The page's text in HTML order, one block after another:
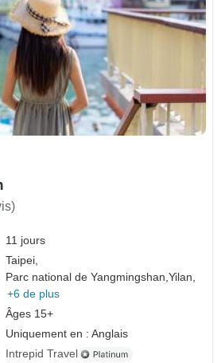
11 jours
Taipei,
Parc national de Yangmingshan,Yilan,
+6 de plus
Âges 15+
Uniquement en : Anglais
Intrepid Travel